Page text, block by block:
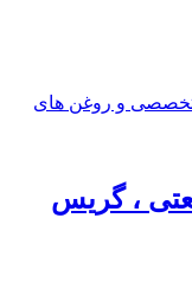
، گریس